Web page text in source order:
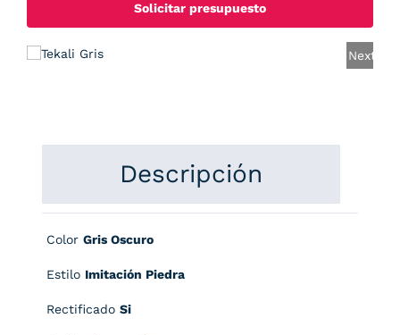
Next
Solicitar presupuesto
Descripción
Color Gris Oscuro
Estilo Imitación Piedra
Rectificado Si